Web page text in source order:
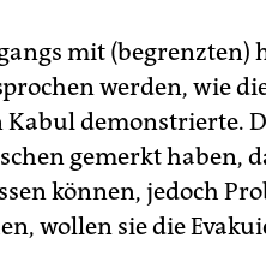
mit
werden, wie
Kabul demonstrierte.
gemerkt haben,
können, jedoch
wollen sie die